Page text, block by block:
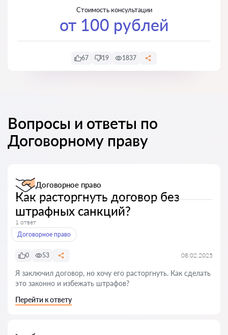
Стоимость консультации
от 100 рублей
67 19 1837
Вопросы и ответы по
Договорному праву
Договорное право
Как расторгнуть договор без
штрафных санкций?
1 ответ
Договорное право
0 53 08.02.2025
Я заключил договор, но хочу его расторгнуть. Как сделать
это законно и избежать штрафов?
Перейти к ответу